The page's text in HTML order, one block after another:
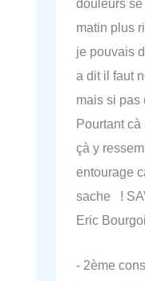
douleurs
matin plus
je pouvais
a dit il faut
mais si pas
Pourtant
çà y
entourage
sache !
Eric
- 2ème